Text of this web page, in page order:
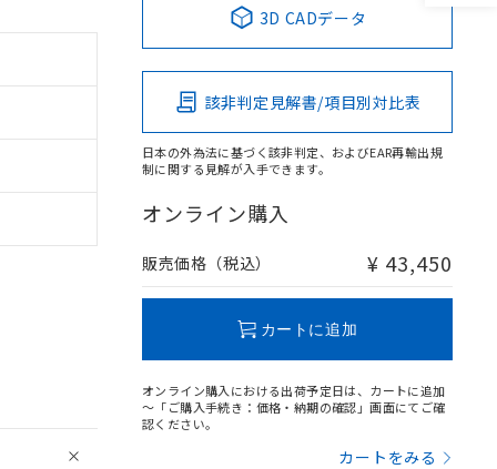
3D CADデータ
該非判定見解書/項目別対比表
日本の外為法に基づく該非判定、およびEAR再輸出規
制に関する見解が入手できます。
オンライン購入
販売価格（税込） ¥ 43,450
カートに追加
オンライン購入における出荷予定日は、カートに追加
～「ご購入手続き：価格・納期の確認」画面にてご確
認ください。
カートをみる